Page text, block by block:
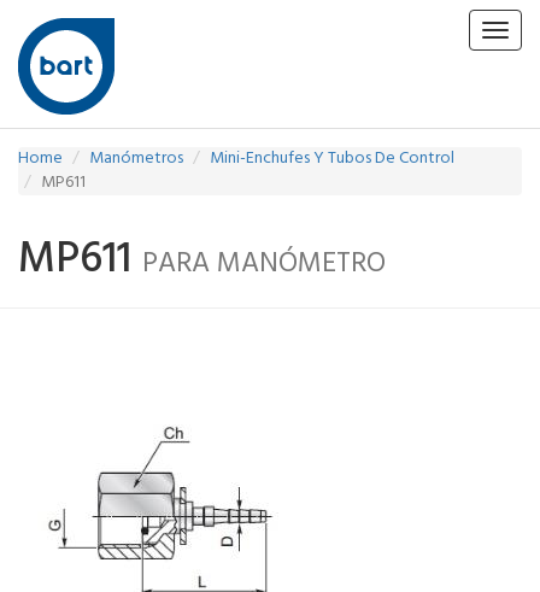
Home Manómetros
Mini-Enchufes Y Tubos De Control
MP611
MP611 PARA MANÓMETRO